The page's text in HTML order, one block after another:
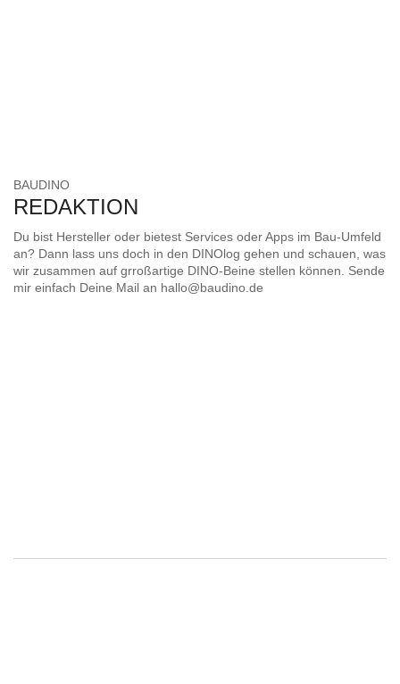
BAUDINO
REDAKTION
Du bist Hersteller oder bietest Services oder Apps im Bau-Umfeld
an? Dann lass uns doch in den DINOlog gehen und schauen, was
wir zusammen auf grroßartige DINO-Beine stellen können. Sende
mir einfach Deine Mail an hallo@baudino.de